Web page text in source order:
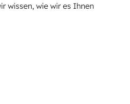
wissen, wie wir es Ihnen